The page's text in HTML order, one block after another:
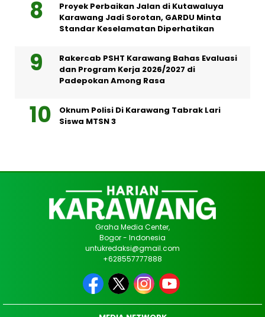
Proyek Perbaikan Jalan di Kutawaluya
Karawang Jadi Sorotan, GARDU Minta
Standar Keselamatan Diperhatikan
Rakercab PSHT Karawang Bahas Evaluasi
dan Program Kerja 2026/2027 di
Padepokan Among Rasa
Oknum Polisi Di Karawang Tabrak Lari
Siswa MTSN 3
Graha Media Center,
Bogor - Indonesia
untukredaksi@gmail.com
+628557777888